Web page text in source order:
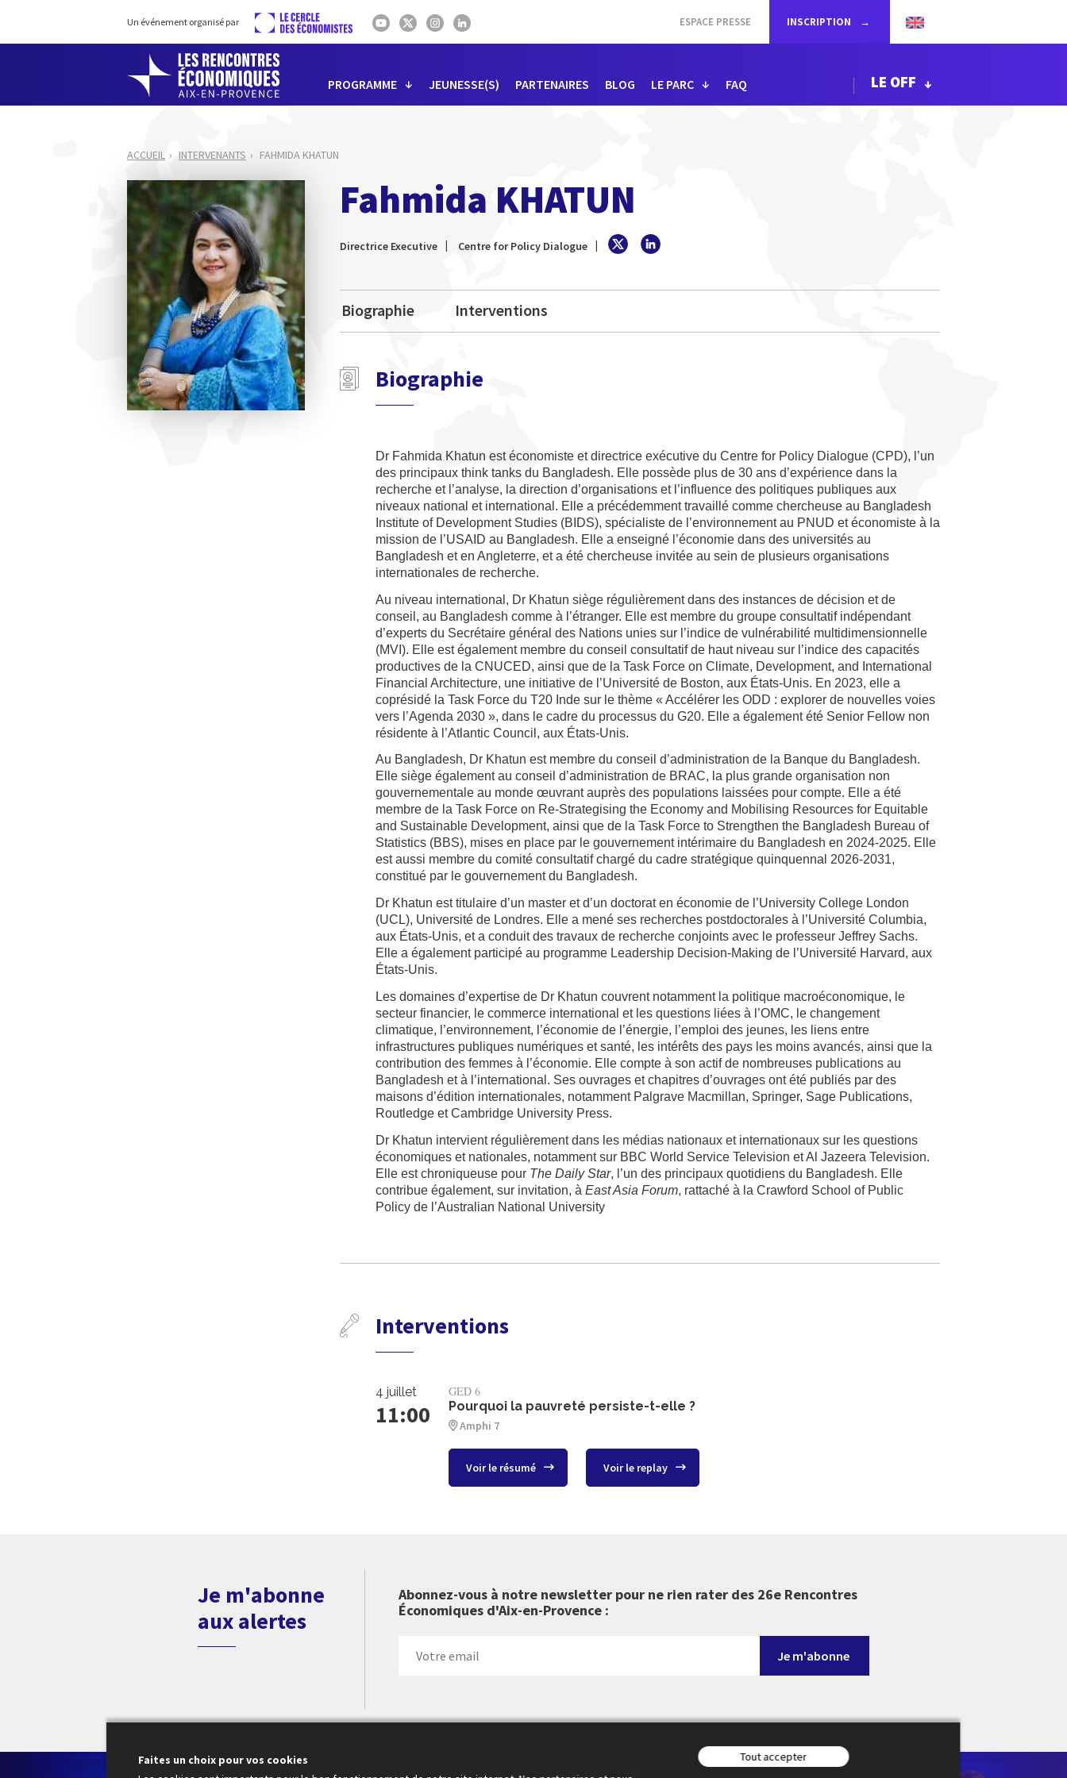
Un événement organisé par ESPACE PRESSE INSCRIPTION
PROGRAMME JEUNESSE(S) PARTENAIRES BLOG LE PARC FAQ LE OFF
ACCUEIL INTERVENANTS FAHMIDA KHATUN
Fahmida KHATUN
Directrice Executive Centre for Policy Dialogue
Biographie Interventions
Biographie
Dr Fahmida Khatun est économiste et directrice exécutive du Centre for Policy Dialogue (CPD), l’un
des principaux think tanks du Bangladesh. Elle possède plus de 30 ans d’expérience dans la
recherche et l’analyse, la direction d’organisations et l’influence des politiques publiques aux
niveaux national et international. Elle a précédemment travaillé comme chercheuse au Bangladesh
Institute of Development Studies (BIDS), spécialiste de l’environnement au PNUD et économiste à la
mission de l’USAID au Bangladesh. Elle a enseigné l’économie dans des universités au
Bangladesh et en Angleterre, et a été chercheuse invitée au sein de plusieurs organisations
internationales de recherche.
Au niveau international, Dr Khatun siège régulièrement dans des instances de décision et de
conseil, au Bangladesh comme à l’étranger. Elle est membre du groupe consultatif indépendant
d’experts du Secrétaire général des Nations unies sur l’indice de vulnérabilité multidimensionnelle
(MVI). Elle est également membre du conseil consultatif de haut niveau sur l’indice des capacités
productives de la CNUCED, ainsi que de la Task Force on Climate, Development, and International
Financial Architecture, une initiative de l’Université de Boston, aux États-Unis. En 2023, elle a
coprésidé la Task Force du T20 Inde sur le thème « Accélérer les ODD : explorer de nouvelles voies
vers l’Agenda 2030 », dans le cadre du processus du G20. Elle a également été Senior Fellow non
résidente à l’Atlantic Council, aux États-Unis.
Au Bangladesh, Dr Khatun est membre du conseil d’administration de la Banque du Bangladesh.
Elle siège également au conseil d’administration de BRAC, la plus grande organisation non
gouvernementale au monde œuvrant auprès des populations laissées pour compte. Elle a été
membre de la Task Force on Re-Strategising the Economy and Mobilising Resources for Equitable
and Sustainable Development, ainsi que de la Task Force to Strengthen the Bangladesh Bureau of
Statistics (BBS), mises en place par le gouvernement intérimaire du Bangladesh en 2024-2025. Elle
est aussi membre du comité consultatif chargé du cadre stratégique quinquennal 2026-2031,
constitué par le gouvernement du Bangladesh.
Dr Khatun est titulaire d’un master et d’un doctorat en économie de l’University College London
(UCL), Université de Londres. Elle a mené ses recherches postdoctorales à l’Université Columbia,
aux États-Unis, et a conduit des travaux de recherche conjoints avec le professeur Jeffrey Sachs.
Elle a également participé au programme Leadership Decision-Making de l’Université Harvard, aux
États-Unis.
Les domaines d’expertise de Dr Khatun couvrent notamment la politique macroéconomique, le
secteur financier, le commerce international et les questions liées à l’OMC, le changement
climatique, l’environnement, l’économie de l’énergie, l’emploi des jeunes, les liens entre
infrastructures publiques numériques et santé, les intérêts des pays les moins avancés, ainsi que la
contribution des femmes à l’économie. Elle compte à son actif de nombreuses publications au
Bangladesh et à l’international. Ses ouvrages et chapitres d’ouvrages ont été publiés par des
maisons d’édition internationales, notamment Palgrave Macmillan, Springer, Sage Publications,
Routledge et Cambridge University Press.
Dr Khatun intervient régulièrement dans les médias nationaux et internationaux sur les questions
économiques et nationales, notamment sur BBC World Service Television et Al Jazeera Television.
Elle est chroniqueuse pour The Daily Star, l’un des principaux quotidiens du Bangladesh. Elle
contribue également, sur invitation, à East Asia Forum, rattaché à la Crawford School of Public
Policy de l’Australian National University
Interventions
4 juillet
11:00
GED 6
Pourquoi la pauvreté persiste-t-elle ?
Amphi 7
Voir le résumé Voir le replay
Je m'abonne
aux alertes
Abonnez-vous à notre newsletter pour ne rien rater des 26e Rencontres
Économiques d'Aix-en-Provence :
Faites un choix pour vos cookies
Tout accepter